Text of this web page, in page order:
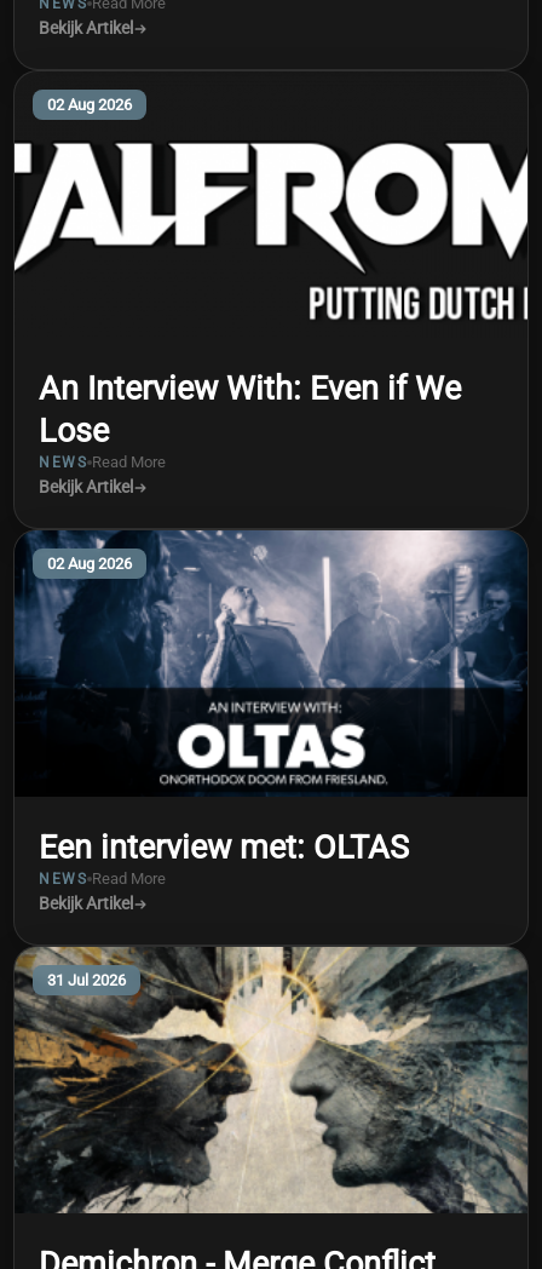
Bekijk Artikel
02 Aug 2026
An Interview With: Even if We
Lose
NEWS Read More
Bekijk Artikel
02 Aug 2026
Een interview met: OLTAS
NEWS Read More
Bekijk Artikel
31 Jul 2026